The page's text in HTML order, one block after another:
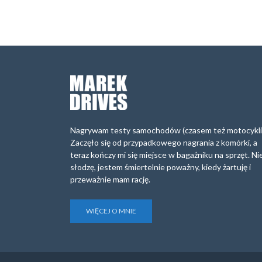
Nagrywam testy samochodów (czasem też
Zaczęło się od przypadkowego nagrania z komórki, a
teraz kończy mi się miejsce w bagażniku na sprzęt.
słodzę, jestem śmiertelnie poważny, kiedy żartuję i
przeważnie mam rację.
WIĘCEJ O MNIE